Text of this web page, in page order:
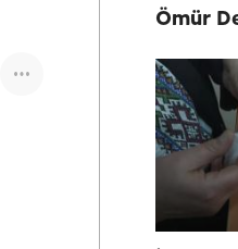
Ömür